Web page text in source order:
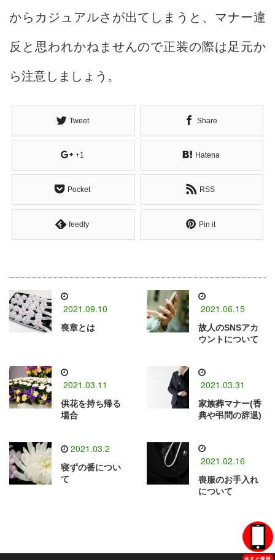
からカジュアルさが出てしまうと、マナー違
反と思われかねませんので正装の際は足元か
ら注意しましょう。
Tweet Share
+1 Hatena
Pocket RSS
feedly Pin it
2021.09.10
喪章とは
2021.06.15
故人のSNSアカ
ウントについて
2021.03.11
供花を持ち帰る
場合
2021.03.31
家族葬マナー(香
典や弔問の辞退)
2021.03.2
寝ずの番につい
て
2021.02.16
喪服のお手入れ
について